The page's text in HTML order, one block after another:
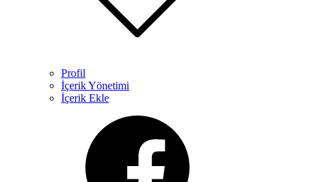
Profil
İçerik Yönetimi
İçerik Ekle